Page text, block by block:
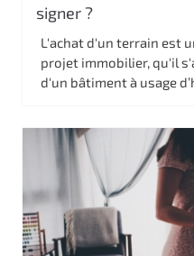
signer ?
L'achat d'un terrain est
projet immobilier, qu'il
d'un bâtiment à usage